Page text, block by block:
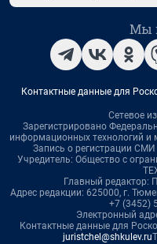
Мы
Контактные данные для
Сетевое
Зарегистрировано
информационных технологий
Запись о регистрации
Учредитель: Общество с
Главный редактор:
Адрес редакции: 625000, г.
+7 (3452)
Электронный
Контактные данные для
juristchel@shkulev.ru